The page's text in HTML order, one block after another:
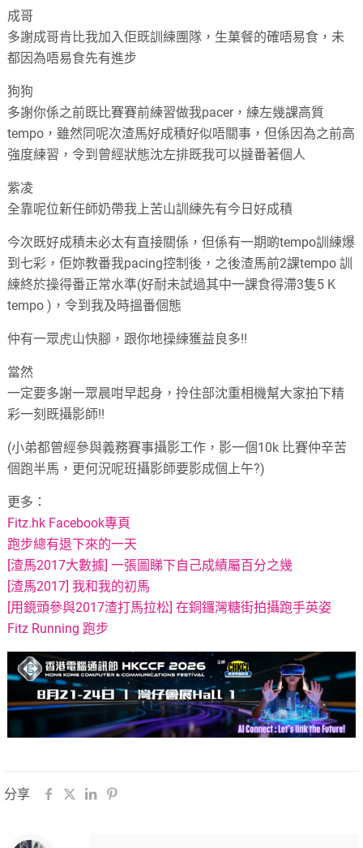
成哥
多謝成哥肯比我加入佢既訓練團隊 ， 生菓餐的確唔易食 ， 未
都因為唔易食先有進步
狗狗
多謝你係之前既比賽賽前練習做我pacer，練左幾課高質
tempo ， 雖然同呢次渣馬好成積好似唔關事 ，但係因為之前高
強度練習 ， 令到曾經狀態沈左排既我可以撻番著個人
紫凌
全靠呢位新任師奶帶我上苦山訓練先有今日好成積
今次既好成積未必太有直接關係 ，但係有一期啲tempo訓練爆
到七彩 ，佢妳教番我pacing控制後 ， 之後渣馬前2課tempo 訓
練終於操得番正常水準(好耐未試過其中一課食得滯3隻5 K
tempo )， 令到我及時搵番個態
仲有一眾虎山快腳 ， 跟你地操練獲益良多!!
當然
一定要多謝一眾晨咁早起身 ，拎住部沈重相機幫大家拍下精
彩一刻既攝影師!!
(小弟都曾經參與義務賽事攝影工作 ， 影一個10k 比賽仲辛苦
個跑半馬 ， 更何況呢班攝影師要影成個上午?)
更多：
Fitz.hk Facebook專頁
跑步總有退下來的一天
[渣馬2017大數據] 一張圖睇下自己成績屬百分之幾
[渣馬2017] 我和我的初馬
[用鏡頭參與2017渣打馬拉松] 在銅鑼灣糖街拍攝跑手英姿
Fitz Running 跑步
分享